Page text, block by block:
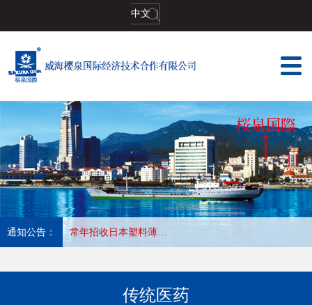
中文 |
通知公告： 常年招收日本塑料薄膜加工印刷,长年合作优秀会社，收入高，待遇好，工作地:大阪
传统医药